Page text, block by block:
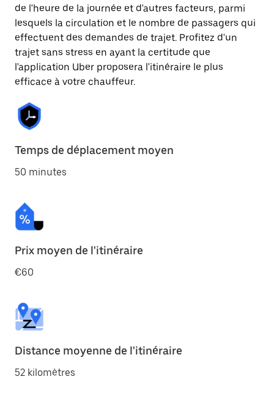
de l'heure de la journée et d'autres facteurs, parmi
lesquels la circulation et le nombre de passagers qui
effectuent des demandes de trajet. Profitez d'un
trajet sans stress en ayant la certitude que
l'application Uber proposera l'itinéraire le plus
efficace à votre chauffeur.
Temps de déplacement moyen
50 minutes
Prix moyen de l'itinéraire
€60
Distance moyenne de l'itinéraire
52 kilomètres